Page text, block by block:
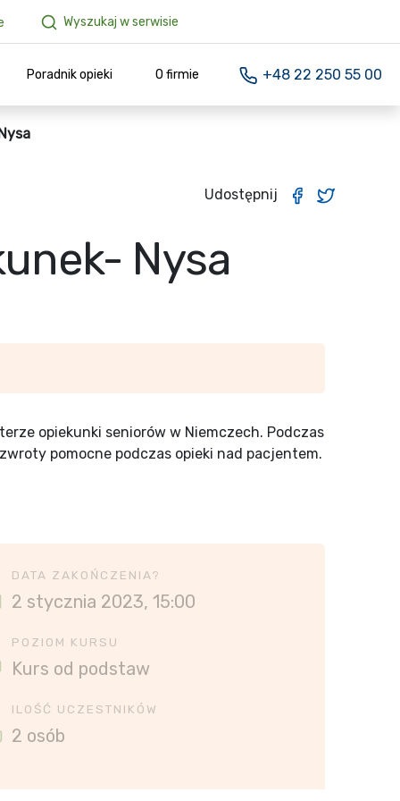
Wyszukaj w serwisie
Poradnik opieki O firmie +48 22 250 55 00
Udostępnij
Nysa
opiekunki seniorów w Niemczech. Podczas
pomocne podczas opieki nad pacjentem.
DATA ZAKOŃCZENIA?
2 stycznia 2023, 15:00
POZIOM KURSU
Kurs od podstaw
ILOŚĆ UCZESTNIKÓW
2 osób